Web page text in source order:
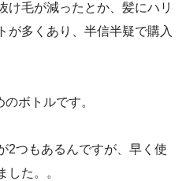
け毛が減ったとか、髪にハリ
が多くあり、半信半疑で購入
ボトルです。
2つもあるんですが、早く使
した。。